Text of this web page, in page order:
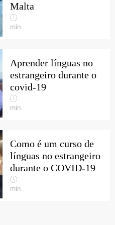
Malta
min
Aprender línguas no
estrangeiro durante o
covid-19
min
Como é um curso de
línguas no estrangeiro
durante o COVID-19
min